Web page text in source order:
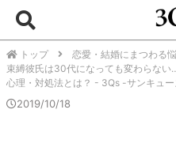
トップ
恋愛・結婚にまつわる
束縛彼氏は30代になっても変わらな
心理・対処法とは？ - 3Qs -サンキュ
2019/10/18